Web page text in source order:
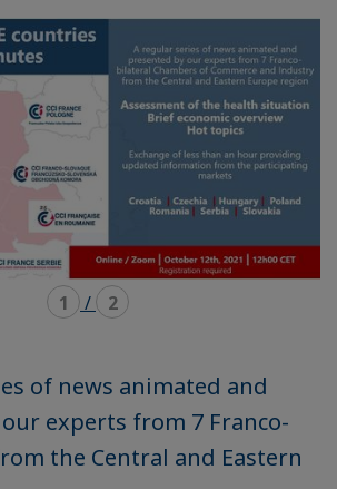
1 / 2
of news animated and
experts from 7 Franco-
the Central and Eastern